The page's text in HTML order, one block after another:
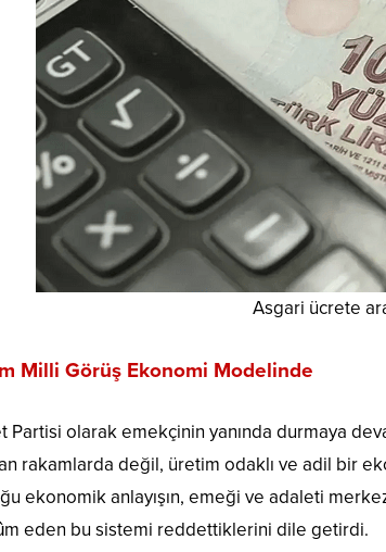
Asgari ücrete
Milli Görüş Ekonomi Modelinde
Partisi olarak emekçinin yanında durmaya
rakamlarda değil, üretim odaklı ve adil bir
ekonomik anlayışın, emeği ve adaleti
eden bu sistemi reddettiklerini dile getirdi.